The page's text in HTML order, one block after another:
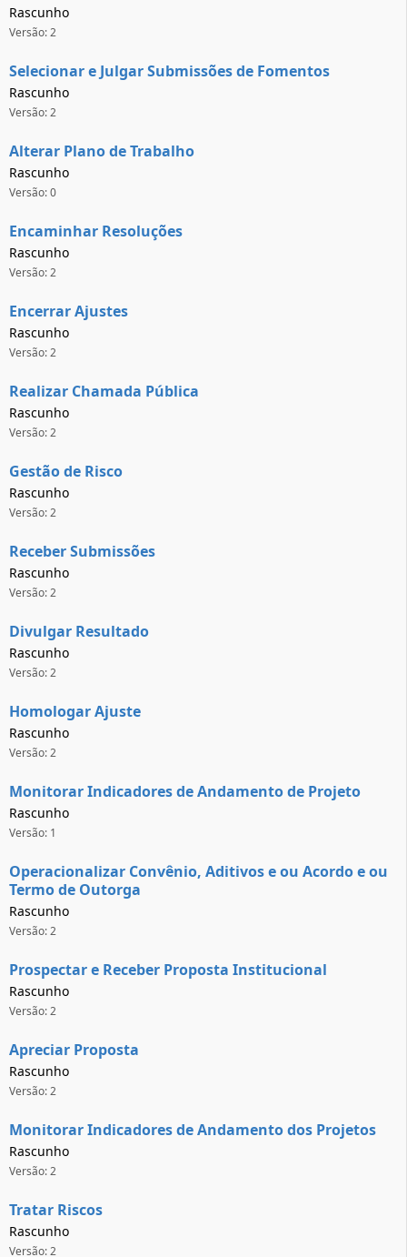
Rascunho
Versão: 2
Selecionar e Julgar Submissões de Fomentos
Rascunho
Versão: 2
Alterar Plano de Trabalho
Rascunho
Versão: 0
Encaminhar Resoluções
Rascunho
Versão: 2
Encerrar Ajustes
Rascunho
Versão: 2
Realizar Chamada Pública
Rascunho
Versão: 2
Gestão de Risco
Rascunho
Versão: 2
Receber Submissões
Rascunho
Versão: 2
Divulgar Resultado
Rascunho
Versão: 2
Homologar Ajuste
Rascunho
Versão: 2
Monitorar Indicadores de Andamento de Projeto
Rascunho
Versão: 1
Operacionalizar Convênio, Aditivos e ou Acordo e ou
Termo de Outorga
Rascunho
Versão: 2
Prospectar e Receber Proposta Institucional
Rascunho
Versão: 2
Apreciar Proposta
Rascunho
Versão: 2
Monitorar Indicadores de Andamento dos Projetos
Rascunho
Versão: 2
Tratar Riscos
Rascunho
Versão: 2